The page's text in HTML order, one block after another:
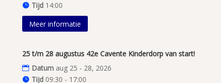
Tijd 14:00
Meer informatie
25 t/m 28 augustus 42e Cavente Kinderdorp van start!
Datum aug 25 - 28, 2026
Tijd 09:30 - 17:00